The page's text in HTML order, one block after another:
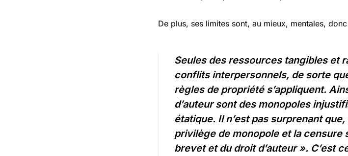
De plus, ses limites sont, au mieux, mentales, donc
Seules des ressources tangibles et
conflits interpersonnels, de sorte
règles de propriété s’appliquent.
d’auteur sont des monopoles
étatique. Il n’est pas surprenant
privilège de monopole et la censure
brevet et du droit d’auteur ». C’est